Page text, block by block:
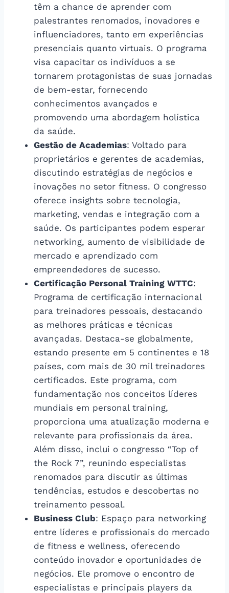
têm a chance de aprender com
palestrantes renomados, inovadores e
influenciadores, tanto em experiências
presenciais quanto virtuais. O programa
visa capacitar os indivíduos a se
tornarem protagonistas de suas jornadas
de bem-estar, fornecendo
conhecimentos avançados e
promovendo uma abordagem holística
da saúde.
Gestão de Academias: Voltado para
proprietários e gerentes de academias,
discutindo estratégias de negócios e
inovações no setor fitness. O congresso
oferece insights sobre tecnologia,
marketing, vendas e integração com a
saúde. Os participantes podem esperar
networking, aumento de visibilidade de
mercado e aprendizado com
empreendedores de sucesso.
Certificação Personal Training WTTC:
Programa de certificação internacional
para treinadores pessoais, destacando
as melhores práticas e técnicas
avançadas. Destaca-se globalmente,
estando presente em 5 continentes e 18
países, com mais de 30 mil treinadores
certificados. Este programa, com
fundamentação nos conceitos líderes
mundiais em personal training,
proporciona uma atualização moderna e
relevante para profissionais da área.
Além disso, inclui o congresso “Top of
the Rock 7”, reunindo especialistas
renomados para discutir as últimas
tendências, estudos e descobertas no
treinamento pessoal.
Business Club: Espaço para networking
entre líderes e profissionais do mercado
de fitness e wellness, oferecendo
conteúdo inovador e oportunidades de
negócios. Ele promove o encontro de
especialistas e principais players da